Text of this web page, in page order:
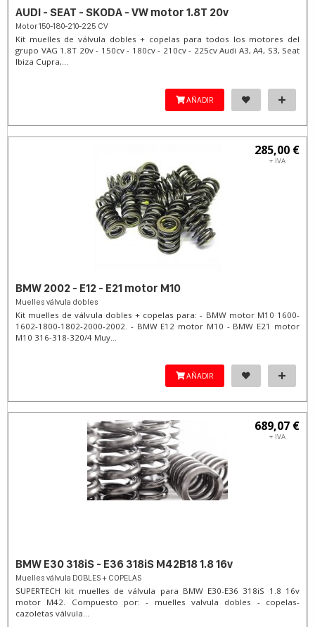
AUDI - SEAT - SKODA - VW motor 1.8T 20v
Motor 150-180-210-225 CV
Kit muelles de válvula dobles + copelas para todos los motores del
grupo VAG 1.8T 20v - 150cv - 180cv - 210cv - 225cv Audi A3, A4, S3, Seat
Ibiza Cupra,...
AÑADIR
285,00 €
+ IVA
BMW 2002 - E12 - E21 motor M10
Muelles válvula dobles
Kit muelles de válvula dobles + copelas para: - BMW motor M10 1600-
1602-1800-1802-2000-2002. - BMW E12 motor M10 - BMW E21 motor
M10 316-318-320/4 Muy...
AÑADIR
689,07 €
+ IVA
BMW E30 318iS - E36 318iS M42B18 1.8 16v
Muelles válvula DOBLES + COPELAS
SUPERTECH kit muelles de válvula para BMW E30-E36 318iS 1.8 16v
motor M42. Compuesto por: - muelles valvula dobles - copelas-
cazoletas válvula...